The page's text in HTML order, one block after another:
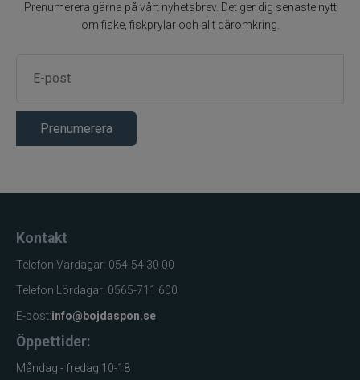
Prenumerera gärna på vårt nyhetsbrev. Det ger dig senaste nytt
om fiske, fiskprylar och allt däromkring.
Prenumerera
Kontakt
Telefon Vardagar: 054-54 30 00
Telefon Lördagar: 0565-711 600
E-post:info@bojdaspon.se
Öppettider:
Måndag - fredag 10-18